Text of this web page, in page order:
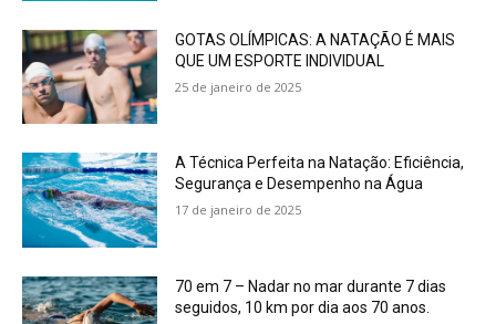
GOTAS OLÍMPICAS: A NATAÇÃO É MAIS
QUE UM ESPORTE INDIVIDUAL
25 de janeiro de 2025
A Técnica Perfeita na Natação: Eficiência,
Segurança e Desempenho na Água
17 de janeiro de 2025
70 em 7 – Nadar no mar durante 7 dias
seguidos, 10 km por dia aos 70 anos.